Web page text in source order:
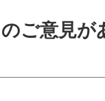
ご意見